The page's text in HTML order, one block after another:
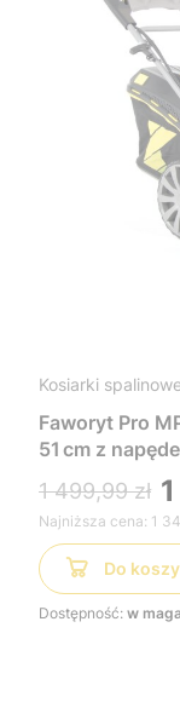
Kosiarki
Faworyt Pro
51 cm z
wygodna i
dużych
1 499,99 zł
Najniższa cena: 1
Do
Dostępność: w